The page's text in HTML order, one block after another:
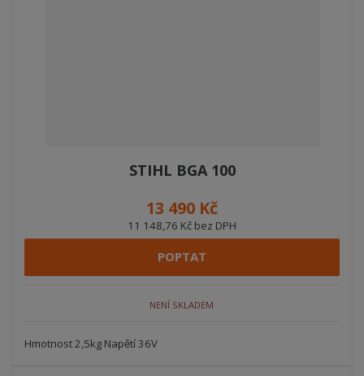
STIHL BGA 100
13 490 Kč
11 148,76 Kč bez DPH
POPTAT
NENÍ SKLADEM
Hmotnost 2,5kg Napětí 36V